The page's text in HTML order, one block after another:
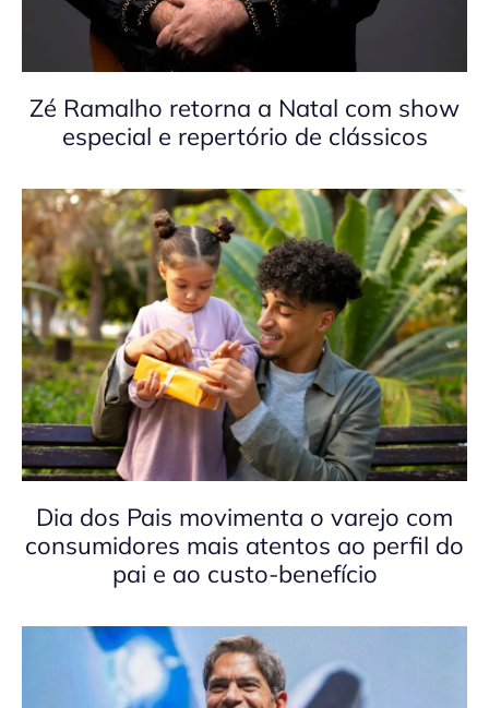
Zé Ramalho retorna a Natal com show
especial e repertório de clássicos
Dia dos Pais movimenta o varejo com
consumidores mais atentos ao perfil do
pai e ao custo-benefício